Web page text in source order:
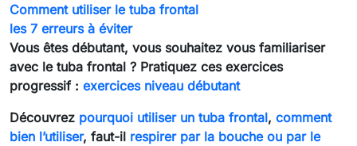
Comment utiliser le tuba frontal
les 7 erreurs à éviter
Vous êtes débutant, vous souhaitez vous familiariser
avec le tuba frontal ? Pratiquez ces exercices
progressif : exercices niveau débutant
Découvrez pourquoi utiliser un tuba frontal, comment
bien l’utiliser, faut-il respirer par la bouche ou par le